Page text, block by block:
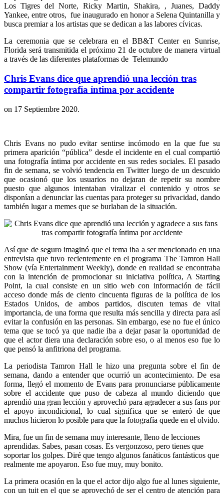
Los Tigres del Norte, Ricky Martin, Shakira, , Juanes, Daddy
Yankee, entre otros, fue inaugurado en honor a Selena Quintanilla y
busca premiar a los artistas que se dedican a las labores cívicas.
La ceremonia que se celebrara en el BB&T Center en Sunrise,
Florida será transmitida el próximo 21 de octubre de manera virtual
a través de las diferentes plataformas de Telemundo
Chris Evans dice que aprendió una lección tras
compartir fotografía íntima por accidente
on 17 Septiembre 2020.
Chris Evans no pudo evitar sentirse incómodo en la que fue su
primera aparición “pública” desde el incidente en el cual compartió
una fotografía íntima por accidente en sus redes sociales. El pasado
fin de semana, se volvió tendencia en Twitter luego de un descuido
que ocasionó que los usuarios no dejaran de repetir su nombre
puesto que algunos intentaban viralizar el contenido y otros se
disponían a denunciar las cuentas para proteger su privacidad, dando
también lugar a memes que se burlaban de la situación.
Así que de seguro imaginó que el tema iba a ser mencionado en una
entrevista que tuvo recientemente en el programa The Tamron Hall
Show (vía Entertainment Weekly), donde en realidad se encontraba
con la intención de promocionar su iniciativa política, A Starting
Point, la cual consiste en un sitio web con información de fácil
acceso donde más de ciento cincuenta figuras de la política de los
Estados Unidos, de ambos partidos, discuten temas de vital
importancia, de una forma que resulta más sencilla y directa para así
evitar la confusión en las personas. Sin embargo, ese no fue el único
tema que se tocó ya que nadie iba a dejar pasar la oportunidad de
que el actor diera una declaración sobre eso, o al menos eso fue lo
que pensó la anfitriona del programa.
La periodista Tamron Hall le hizo una pregunta sobre el fin de
semana, dando a entender que ocurrió un acontecimiento. De esa
forma, llegó el momento de Evans para pronunciarse públicamente
sobre el accidente que puso de cabeza al mundo diciendo que
aprendió una gran lección y aprovechó para agradecer a sus fans por
el apoyo incondicional, lo cual significa que se enteró de que
muchos hicieron lo posible para que la fotografía quede en el olvido.
Mira, fue un fin de semana muy interesante, lleno de lecciones
aprendidas. Sabes, pasan cosas. Es vergonzoso, pero tienes que
soportar los golpes. Diré que tengo algunos fanáticos fantásticos que
realmente me apoyaron. Eso fue muy, muy bonito.
La primera ocasión en la que el actor dijo algo fue al lunes siguiente,
con un tuit en el que se aprovechó de ser el centro de atención para